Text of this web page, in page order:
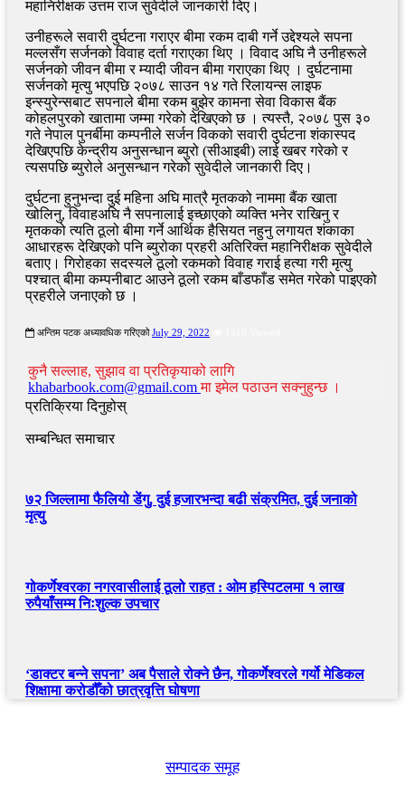
महानिरीक्षक उत्तम राज सुवेदीले जानकारी दिए।
उनीहरूले सवारी दुर्घटना गराएर बीमा रकम दाबी गर्ने उद्देश्यले सपना
मल्लसँग सर्जनको विवाह दर्ता गराएका थिए । विवाद अघि नै उनीहरूले
सर्जनको जीवन बीमा र म्यादी जीवन बीमा गराएका थिए । दुर्घटनामा
सर्जनको मृत्यु भएपछि २०७८ साउन १४ गते रिलायन्स लाइफ
इन्स्युरेन्सबाट सपनाले बीमा रकम बुझेर कामना सेवा विकास बैंक
कोहलपुरको खातामा जम्मा गरेको देखिएको छ । त्यस्तै, २०७८ पुस ३०
गते नेपाल पुनर्बीमा कम्पनीले सर्जन विकको सवारी दुर्घटना शंकास्पद
देखिएपछि केन्द्रीय अनुसन्धान ब्युरो (सीआइबी) लाई खबर गरेको र
त्यसपछि ब्युरोले अनुसन्धान गरेको सुवेदीले जानकारी दिए।
दुर्घटना हुनुभन्दा दुई महिना अघि मात्रै मृतकको नाममा बैंक खाता
खोलिनु, विवाहअघि नै सपनालाई इच्छाएको व्यक्ति भनेर राखिनु र
मृतकको त्यति ठूलो बीमा गर्ने आर्थिक हैसियत नहुनु लगायत शंकाका
आधारहरू देखिएको पनि ब्युरोका प्रहरी अतिरिक्त महानिरीक्षक सुवेदीले
बताए। गिरोहका सदस्यले ठूलो रकमको विवाह गराई हत्या गरी मृत्यु
पश्चात् बीमा कम्पनीबाट आउने ठूलो रकम बाँडफाँड समेत गरेको पाइएको
प्रहरीले जनाएको छ ।
अन्तिम पटक अध्यावधिक गरिएको July 29, 2022
कुनै सल्लाह, सुझाव वा प्रतिकृयाको लागि
khabarbook.com@gmail.comमा इमेल पठाउन सक्नुहुन्छ ।
प्रतिक्रिया दिनुहोस्
सम्बन्धित समाचार
७२ जिल्लामा फैलियो डेंगु, दुई हजारभन्दा बढी संक्रमित, दुई जनाको
मृत्यु
गोकर्णेश्वरका नगरवासीलाई ठूलो राहत : ओम हस्पिटलमा १ लाख
रुपैयाँसम्म निःशुल्क उपचार
‘डाक्टर बन्ने सपना’ अब पैसाले रोक्ने छैन, गोकर्णेश्वरले गर्यो मेडिकल
शिक्षामा करोडौँको छात्रवृत्ति घोषणा
सम्पादक समूह